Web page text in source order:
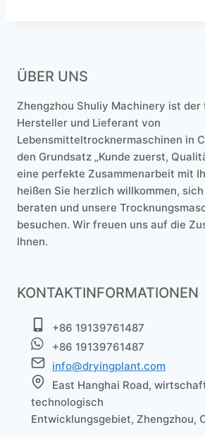
ÜBER UNS
Zhengzhou Shuliy Machinery ist der
Hersteller und Lieferant von
Lebensmitteltrocknermaschinen in
den Grundsatz „Kunde zuerst,
eine perfekte Zusammenarbeit mit
heißen Sie herzlich willkommen,
beraten und unsere
besuchen. Wir freuen uns auf die
Ihnen.
KONTAKTINFORMATIONEN
+86 19139761487
+86 19139761487
info@dryingplant.com
East Hanghai Road,
technologisch
Entwicklungsgebiet, Zhengzhou,